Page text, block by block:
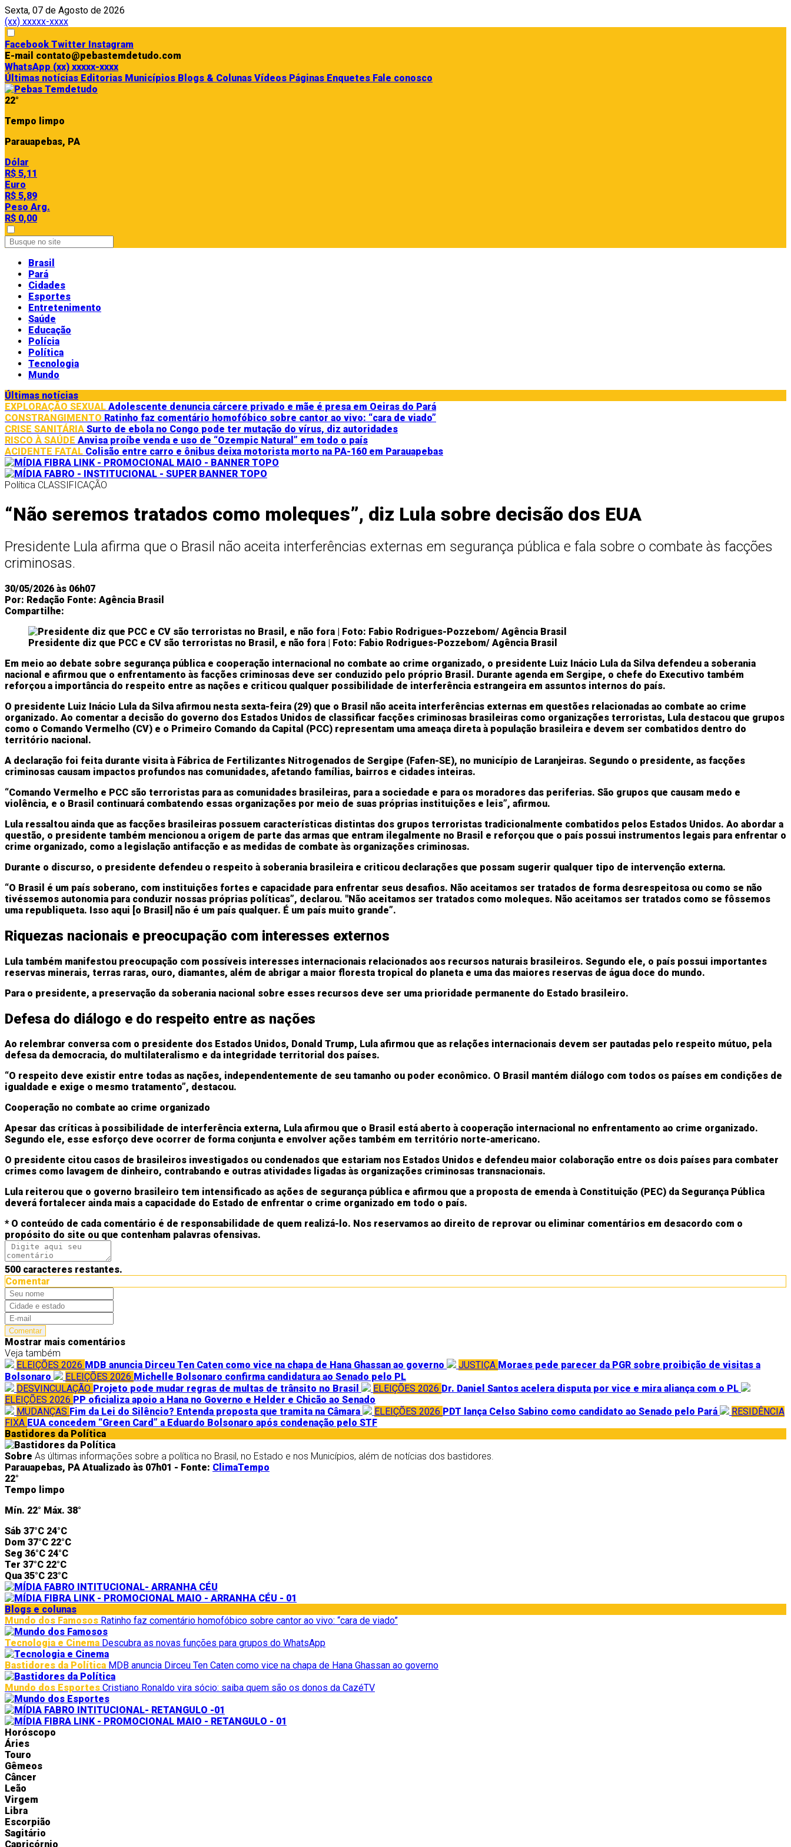
Sexta, 07 de Agosto de 2026
(xx) xxxxx-xxxx
Facebook Twitter Instagram
E-mail contato@pebastemdetudo.com
WhatsApp (xx) xxxxx-xxxx
Últimas notícias Editorias Municípios Blogs & Colunas Vídeos Páginas Enquetes Fale conosco
22°
Tempo limpo
Parauapebas, PA
Dólar
R$ 5,11
Euro
R$ 5,89
Peso Arg.
R$ 0,00
Brasil
Pará
Cidades
Esportes
Entretenimento
Saúde
Educação
Polícia
Política
Tecnologia
Mundo
Últimas notícias
EXPLORAÇÃO SEXUAL Adolescente denuncia cárcere privado e mãe é presa em Oeiras do Pará
CONSTRANGIMENTO Ratinho faz comentário homofóbico sobre cantor ao vivo: “cara de viado”
CRISE SANITÁRIA Surto de ebola no Congo pode ter mutação do vírus, diz autoridades
RISCO À SAÚDE Anvisa proíbe venda e uso de “Ozempic Natural” em todo o país
ACIDENTE FATAL Colisão entre carro e ônibus deixa motorista morto na PA-160 em Parauapebas
Política CLASSIFICAÇÃO
“Não seremos tratados como moleques”, diz Lula sobre decisão dos EUA
Presidente Lula afirma que o Brasil não aceita interferências externas em segurança pública e fala sobre o combate às facções
criminosas.
30/05/2026 às 06h07
Por: Redação Fonte: Agência Brasil
Compartilhe:
Presidente diz que PCC e CV são terroristas no Brasil, e não fora | Foto: Fabio Rodrigues-Pozzebom/ Agência Brasil
Em meio ao debate sobre segurança pública e cooperação internacional no combate ao crime organizado, o presidente Luiz Inácio Lula da Silva defendeu a soberania
nacional e afirmou que o enfrentamento às facções criminosas deve ser conduzido pelo próprio Brasil. Durante agenda em Sergipe, o chefe do Executivo também
reforçou a importância do respeito entre as nações e criticou qualquer possibilidade de interferência estrangeira em assuntos internos do país.
O presidente Luiz Inácio Lula da Silva afirmou nesta sexta-feira (29) que o Brasil não aceita interferências externas em questões relacionadas ao combate ao crime
organizado. Ao comentar a decisão do governo dos Estados Unidos de classificar facções criminosas brasileiras como organizações terroristas, Lula destacou que grupos
como o Comando Vermelho (CV) e o Primeiro Comando da Capital (PCC) representam uma ameaça direta à população brasileira e devem ser combatidos dentro do
território nacional.
A declaração foi feita durante visita à Fábrica de Fertilizantes Nitrogenados de Sergipe (Fafen-SE), no município de Laranjeiras. Segundo o presidente, as facções
criminosas causam impactos profundos nas comunidades, afetando famílias, bairros e cidades inteiras.
“Comando Vermelho e PCC são terroristas para as comunidades brasileiras, para a sociedade e para os moradores das periferias. São grupos que causam medo e
violência, e o Brasil continuará combatendo essas organizações por meio de suas próprias instituições e leis”, afirmou.
Lula ressaltou ainda que as facções brasileiras possuem características distintas dos grupos terroristas tradicionalmente combatidos pelos Estados Unidos. Ao abordar a
questão, o presidente também mencionou a origem de parte das armas que entram ilegalmente no Brasil e reforçou que o país possui instrumentos legais para enfrentar o
crime organizado, como a legislação antifacção e as medidas de combate às organizações criminosas.
Durante o discurso, o presidente defendeu o respeito à soberania brasileira e criticou declarações que possam sugerir qualquer tipo de intervenção externa.
“O Brasil é um país soberano, com instituições fortes e capacidade para enfrentar seus desafios. Não aceitamos ser tratados de forma desrespeitosa ou como se não
tivéssemos autonomia para conduzir nossas próprias políticas”, declarou. "Não aceitamos ser tratados como moleques. Não aceitamos ser tratados como se fôssemos
uma republiqueta. Isso aqui [o Brasil] não é um país qualquer. É um país muito grande”.
Riquezas nacionais e preocupação com interesses externos
Lula também manifestou preocupação com possíveis interesses internacionais relacionados aos recursos naturais brasileiros. Segundo ele, o país possui importantes
reservas minerais, terras raras, ouro, diamantes, além de abrigar a maior floresta tropical do planeta e uma das maiores reservas de água doce do mundo.
Para o presidente, a preservação da soberania nacional sobre esses recursos deve ser uma prioridade permanente do Estado brasileiro.
Defesa do diálogo e do respeito entre as nações
Ao relembrar conversa com o presidente dos Estados Unidos, Donald Trump, Lula afirmou que as relações internacionais devem ser pautadas pelo respeito mútuo, pela
defesa da democracia, do multilateralismo e da integridade territorial dos países.
“O respeito deve existir entre todas as nações, independentemente de seu tamanho ou poder econômico. O Brasil mantém diálogo com todos os países em condições de
igualdade e exige o mesmo tratamento”, destacou.
Cooperação no combate ao crime organizado
Apesar das críticas à possibilidade de interferência externa, Lula afirmou que o Brasil está aberto à cooperação internacional no enfrentamento ao crime organizado.
Segundo ele, esse esforço deve ocorrer de forma conjunta e envolver ações também em território norte-americano.
O presidente citou casos de brasileiros investigados ou condenados que estariam nos Estados Unidos e defendeu maior colaboração entre os dois países para combater
crimes como lavagem de dinheiro, contrabando e outras atividades ligadas às organizações criminosas transnacionais.
Lula reiterou que o governo brasileiro tem intensificado as ações de segurança pública e afirmou que a proposta de emenda à Constituição (PEC) da Segurança Pública
deverá fortalecer ainda mais a capacidade do Estado de enfrentar o crime organizado em todo o país.
* O conteúdo de cada comentário é de responsabilidade de quem realizá-lo. Nos reservamos ao direito de reprovar ou eliminar comentários em desacordo com o
propósito do site ou que contenham palavras ofensivas.
500 caracteres restantes.
Comentar
Comentar
Mostrar mais comentários
Veja também
ELEIÇÕES 2026 MDB anuncia Dirceu Ten Caten como vice na chapa de Hana Ghassan ao governo JUSTIÇA Moraes pede parecer da PGR sobre proibição de visitas a
Bolsonaro
ELEIÇÕES 2026 Michelle Bolsonaro confirma candidatura ao Senado pelo PL
DESVINCULAÇÃO Projeto pode mudar regras de multas de trânsito no Brasil ELEIÇÕES 2026 Dr. Daniel Santos acelera disputa por vice e mira aliança com o PL
ELEIÇÕES 2026 PP oficializa apoio a Hana no Governo e Helder e Chicão ao Senado
MUDANÇAS Fim da Lei do Silêncio? Entenda proposta que tramita na Câmara ELEIÇÕES 2026 PDT lança Celso Sabino como candidato ao Senado pelo Pará
RESIDÊNCIA
FIXA EUA concedem “Green Card” a Eduardo Bolsonaro após condenação pelo STF
Bastidores da Política
Sobre As últimas informações sobre a política no Brasil, no Estado e nos Municípios, além de notícias dos bastidores.
Parauapebas, PA Atualizado às 07h01 - Fonte: ClimaTempo
22°
Tempo limpo
Mín. 22° Máx. 38°
Sáb 37°C 24°C
Dom 37°C 22°C
Seg 36°C 24°C
Ter 37°C 22°C
Qua 35°C 23°C
Blogs e colunas
Mundo dos Famosos Ratinho faz comentário homofóbico sobre cantor ao vivo: “cara de viado”
Tecnologia e Cinema Descubra as novas funções para grupos do WhatsApp
Bastidores da Política MDB anuncia Dirceu Ten Caten como vice na chapa de Hana Ghassan ao governo
Mundo dos Esportes Cristiano Ronaldo vira sócio: saiba quem são os donos da CazéTV
Horóscopo
Áries
Touro
Gêmeos
Câncer
Leão
Virgem
Libra
Escorpião
Sagitário
Capricórnio